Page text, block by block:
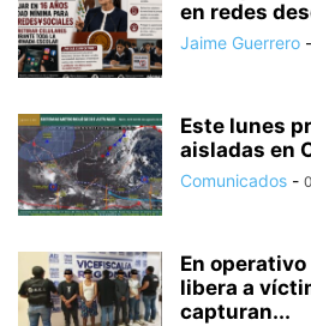
en redes
Jaime Guerrero -
Este lunes
aisladas en
Comunicados -
En operativo
libera a
capturan...